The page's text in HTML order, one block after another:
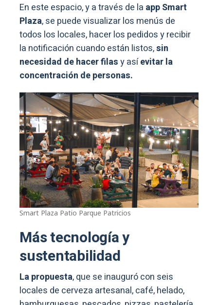
En este espacio, y a través de la app Smart
Plaza, se puede visualizar los menús de
todos los locales, hacer los pedidos y recibir
la notificación cuando están listos,sin
necesidad de hacer filasy asíevitar la
concentración de personas.
Smart Plaza Patio Parque Patricios
Más tecnología y
sustentabilidad
La propuesta, que se inauguró con seis
locales de cerveza artesanal, café, helado,